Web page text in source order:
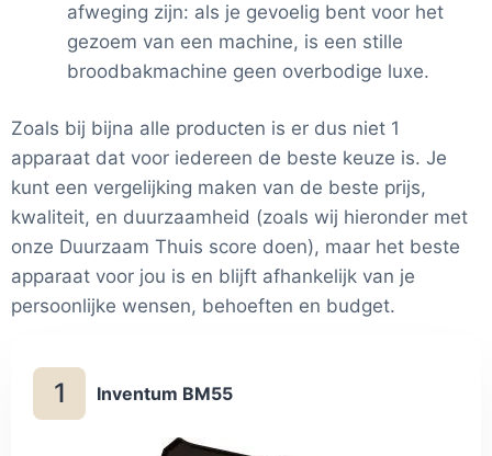
afweging zijn: als je gevoelig bent voor het
gezoem van een machine, is een stille
broodbakmachine geen overbodige luxe.
Zoals bij bijna alle producten is er dus niet 1
apparaat dat voor iedereen de beste keuze is. Je
kunt een vergelijking maken van de beste prijs,
kwaliteit, en duurzaamheid (zoals wij hieronder met
onze Duurzaam Thuis score doen), maar het beste
apparaat voor jou is en blijft afhankelijk van je
persoonlijke wensen, behoeften en budget.
1 Inventum BM55